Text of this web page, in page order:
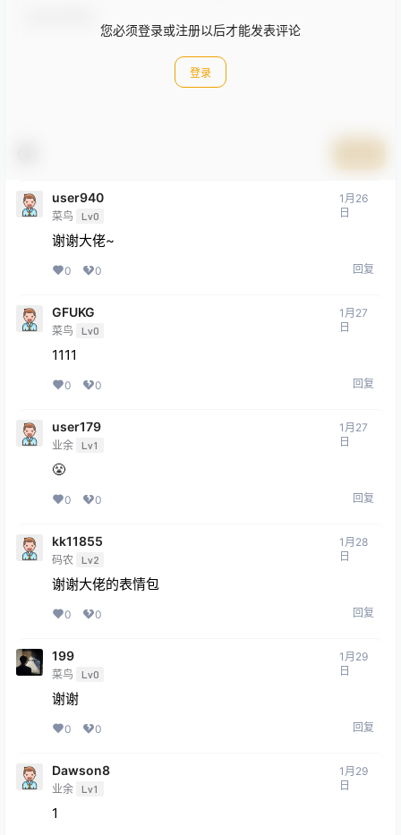
您必须登录或注册以后才能发表评论
登录
user940
菜鸟 Lv0
1月26
日
谢谢大佬~
0 0 回复
GFUKG
菜鸟 Lv0
1月27
日
1111
0 0 回复
user179
业余 Lv1
1月27
日
😤
0 0 回复
kk11855
码农 Lv2
1月28
日
谢谢大佬的表情包
0 0 回复
199
菜鸟 Lv0
1月29
日
谢谢
0 0 回复
Dawson8
业余 Lv1
1月29
日
1